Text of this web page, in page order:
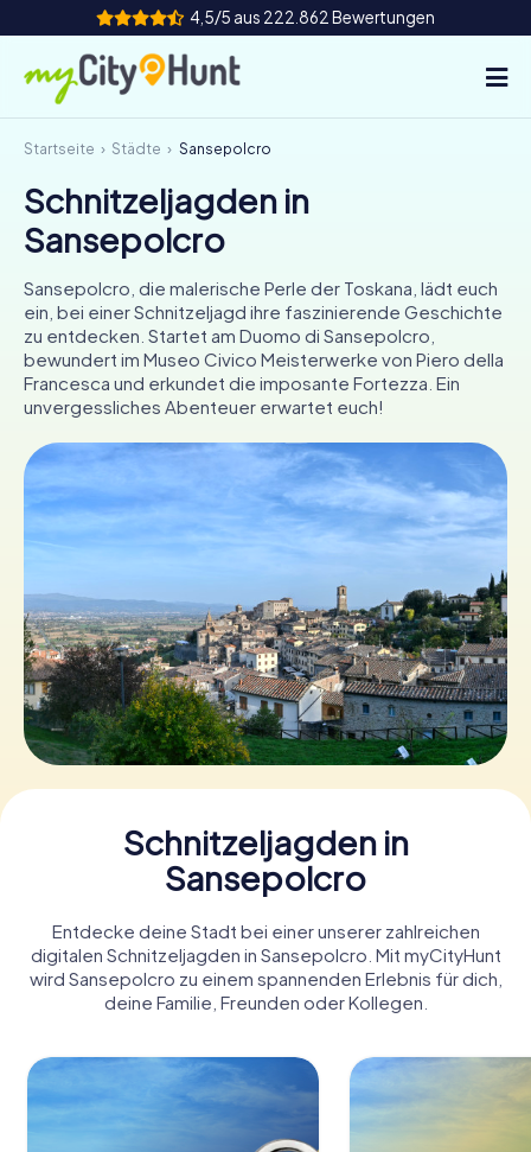
4,5/5 aus 222.862 Bewertungen
So funktioniert's
Städte
Teamevent
Tickets
ES
UK
IT
Tickets buchen
Gutscheine bestellen
Startseite Städte Sansepolcro
Schnitzeljagden in
Sansepolcro
Sansepolcro, die malerische Perle der Toskana, lädt euch
ein, bei einer Schnitzeljagd ihre faszinierende Geschichte
zu entdecken. Startet am Duomo di Sansepolcro,
bewundert im Museo Civico Meisterwerke von Piero della
Francesca und erkundet die imposante Fortezza. Ein
unvergessliches Abenteuer erwartet euch!
Schnitzeljagden in
Sansepolcro
Entdecke deine Stadt bei einer unserer zahlreichen
digitalen Schnitzeljagden in Sansepolcro. Mit myCityHunt
wird Sansepolcro zu einem spannenden Erlebnis für dich,
deine Familie, Freunden oder Kollegen.